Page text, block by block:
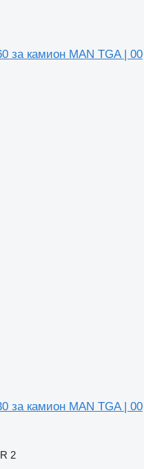
за камион MAN TGA | 00
за камион MAN TGA | 00
2